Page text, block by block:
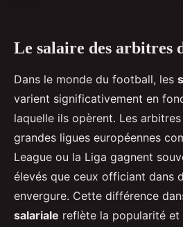
Le salaire des arbitres
Dans le monde du football, les
varient significativement en
laquelle ils opèrent. Les
grandes ligues européennes
League ou la Liga gagnent
élevés que ceux officiant dans
envergure. Cette différence
salariale reflète la popularité et